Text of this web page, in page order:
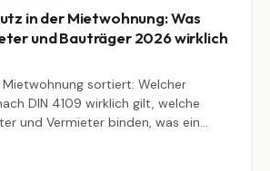
in der Mietwohnung: Was
und Bauträger 2026 wirklich
sortiert: Welcher
DIN 4109 wirklich gilt, welche
und Vermieter binden, was ein
und ab wann sich eine